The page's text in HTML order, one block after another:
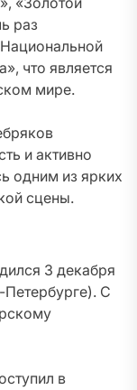
раз
что является
мире.
и активно
одним из ярких
сцены.
3 декабря
Петербурге). С
в